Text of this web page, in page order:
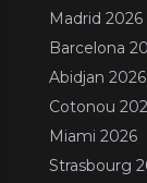
Madrid 2026
Barcelona
Abidjan 2026
Cotonou
Miami 2026
Strasbourg